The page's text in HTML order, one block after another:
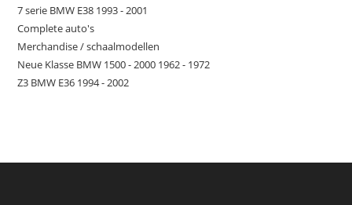
7 serie BMW E38 1993 - 2001
Complete auto's
Merchandise / schaalmodellen
Neue Klasse BMW 1500 - 2000 1962 - 1972
Z3 BMW E36 1994 - 2002